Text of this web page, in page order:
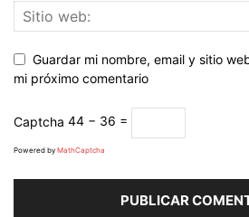
Guardar mi nombre, email y sitio
mi próximo comentario
Captcha 44 − 36 =
Powered by MathCaptcha